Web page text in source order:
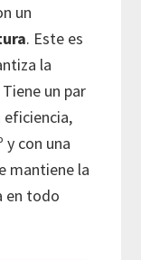
un
. Este es
la
un par
eficiencia,
y con una
mantiene la
en todo